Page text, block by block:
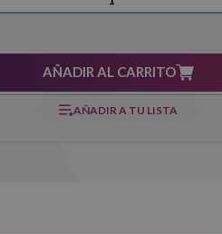
AÑADIR AL CARRITO
AÑADIR A TU LISTA